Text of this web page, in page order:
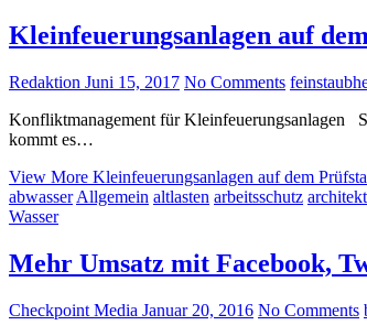
Kleinfeuerungsanlagen auf
Redaktion Juni 15, 2017 No Comments feinstaub
Konfliktmanagement für Kleinfeuerungsanlagen
kommt es…
View More Kleinfeuerungsanlagen auf dem
abwasser Allgemein altlasten arbeitsschutz
Wasser
Mehr Umsatz mit Facebook,
Checkpoint Media Januar 20, 2016 No Comments